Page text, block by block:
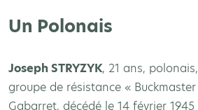
Un Polonais
Joseph STRYZYK, 21 ans,
groupe de résistance «
Gabarret, décédé le 14 février